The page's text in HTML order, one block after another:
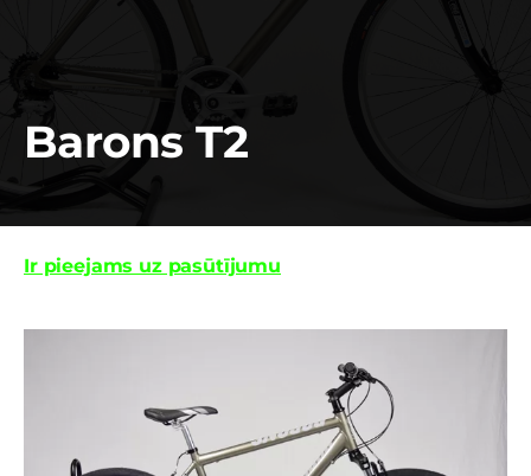
Barons T2
Ir pieejams uz pasūtījumu